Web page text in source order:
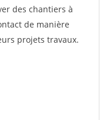
des chantiers à
de manière
projets travaux.